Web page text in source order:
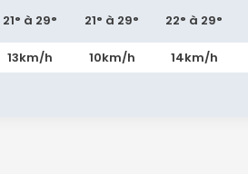
21° à 29°
13km/h
21° à 29°
10km/h
22° à 29°
14km/h